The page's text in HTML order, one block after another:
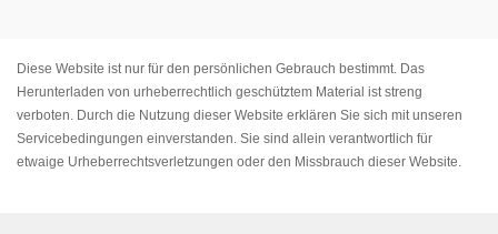
Diese Website ist nur für den persönlichen Gebrauch bestimmt. Das
Herunterladen von urheberrechtlich geschütztem Material ist streng
verboten. Durch die Nutzung dieser Website erklären Sie sich mit unseren
Servicebedingungen einverstanden. Sie sind allein verantwortlich für
etwaige Urheberrechtsverletzungen oder den Missbrauch dieser Website.